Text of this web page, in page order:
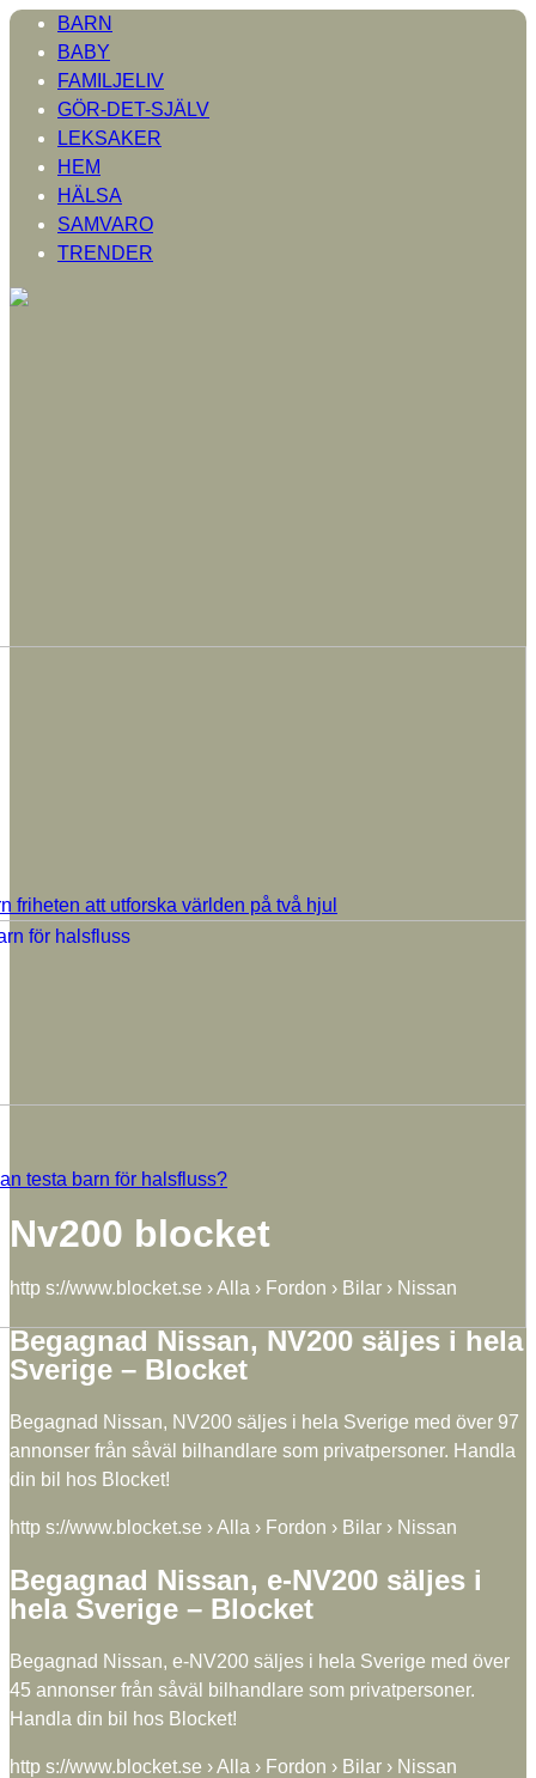
BARN
BABY
FAMILJELIV
GÖR-DET-SJÄLV
LEKSAKER
HEM
HÄLSA
SAMVARO
TRENDER
friheten att utforska världen på två hjul
testa barn för halsfluss?
Nv200 blocket
http s://www.blocket.se › Alla › Fordon › Bilar › Nissan
Begagnad Nissan, NV200 säljes i hela
Sverige – Blocket
Begagnad Nissan, NV200 säljes i hela Sverige med över 97
annonser från såväl bilhandlare som privatpersoner. Handla
din bil hos Blocket!
http s://www.blocket.se › Alla › Fordon › Bilar › Nissan
Begagnad Nissan, e-NV200 säljes i
hela Sverige – Blocket
Begagnad Nissan, e-NV200 säljes i hela Sverige med över
45 annonser från såväl bilhandlare som privatpersoner.
Handla din bil hos Blocket!
http s://www.blocket.se › Alla › Fordon › Bilar › Nissan